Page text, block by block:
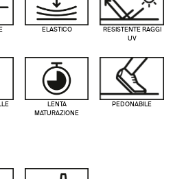
ELASTICO
RESISTENTE RAGGI
UV
LENTA
MATURAZIONE
PEDONABILE